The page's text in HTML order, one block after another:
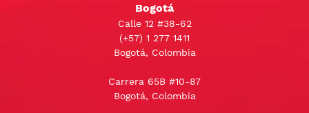
Bogotá
Calle 12 #38-62
(+57) 1 277 1411
Bogotá, Colombia
Carrera 65B #10-87
Bogotá, Colombia